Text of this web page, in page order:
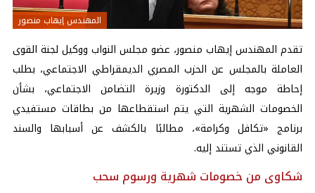
المهندس إيهاب منصور
تقدم المهندس إيهاب منصور، عضو مجلس النواب ووكيل لجنة القوى
العاملة بالمجلس عن الحزب المصري الديمقراطي الاجتماعي، بطلب
إحاطة موجه إلى الدكتورة وزيرة التضامن الاجتماعي، بشأن
الخصومات الشهرية التي يتم استقطاعها من بطاقات مستفيدي
برنامج «تكافل وكرامة»، مطالبًا بالكشف عن أسبابها والسند
القانوني الذي تستند إليه.
شكاوى من خصومات شهرية ورسوم سحب